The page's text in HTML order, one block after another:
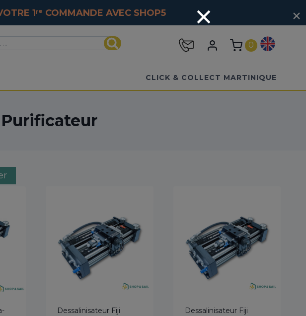
Recherche 0
CLICK & COLLECT MARTINIQUE
Dessalinisateur Fiji
Dessalinisateur Fiji
1ʳᵉ COMMANDE AVEC SHOP5